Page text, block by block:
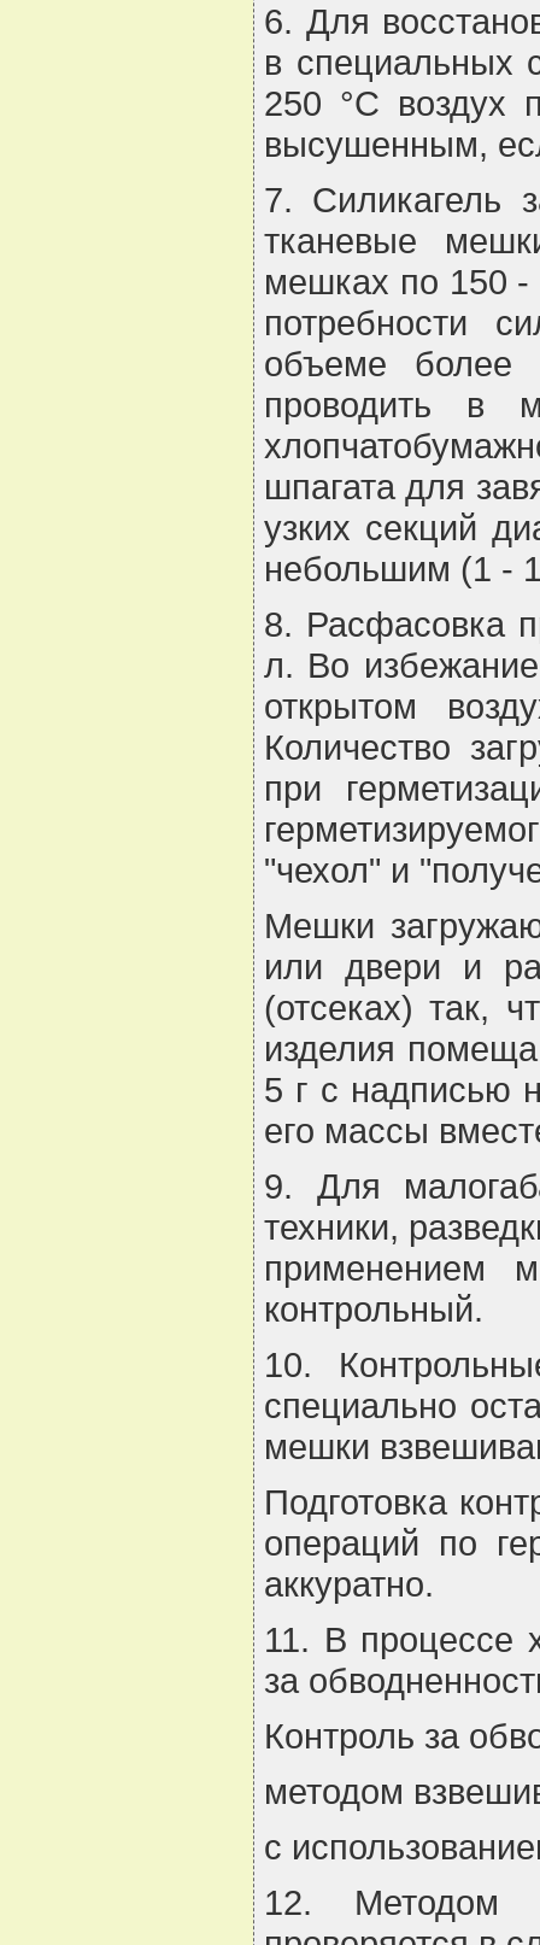
6. Для
в специальных
250 °С воздух
высушенным,
7. Силикагель
тканевые
мешках по 150 -
потребности
объеме более
проводить в
шпагата для
узких секций
небольшим (1 -
8. Расфасовка
л. Во
открытом
Количество
при
"чехол" и
Мешки
или двери и
(отсеках) так,
изделия
5 г с надписью
его массы
9. Для
техники,
применением
контрольный.
10.
специально
мешки
Подготовка
операций по
аккуратно.
11. В процессе
за
Контроль за
методом
с
12. Методом